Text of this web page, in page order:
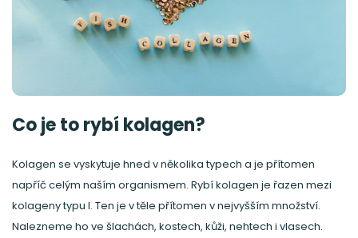
Co je to rybí kolagen?
Kolagen se vyskytuje hned v několika typech a je přítomen
napříč celým naším organismem. Rybí kolagen je řazen mezi
kolageny typu I. Ten je v těle přítomen v nejvyšším množství.
Nalezneme ho ve šlachách, kostech, kůži, nehtech i vlasech.